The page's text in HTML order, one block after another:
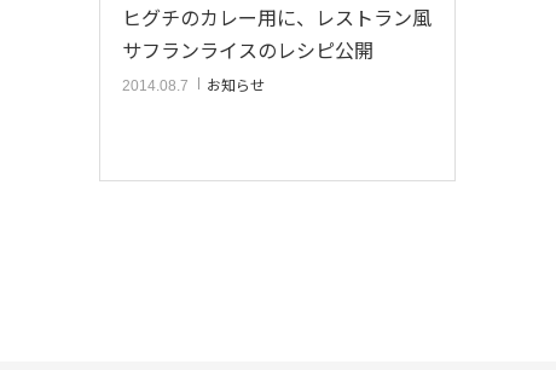
ヒグチのカレー用に、レストラン風
サフランライスのレシピ公開
2014.08.7 お知らせ